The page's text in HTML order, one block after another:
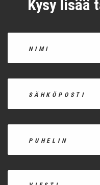
Kysy lisää